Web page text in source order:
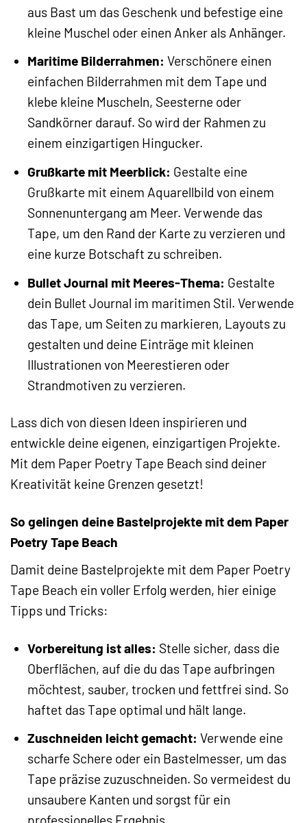
aus Bast um das Geschenk und befestige eine
kleine Muschel oder einen Anker als Anhänger.
Maritime Bilderrahmen: Verschönere einen
einfachen Bilderrahmen mit dem Tape und
klebe kleine Muscheln, Seesterne oder
Sandkörner darauf. So wird der Rahmen zu
einem einzigartigen Hingucker.
Grußkarte mit Meerblick: Gestalte eine
Grußkarte mit einem Aquarellbild von einem
Sonnenuntergang am Meer. Verwende das
Tape, um den Rand der Karte zu verzieren und
eine kurze Botschaft zu schreiben.
Bullet Journal mit Meeres-Thema: Gestalte
dein Bullet Journal im maritimen Stil. Verwende
das Tape, um Seiten zu markieren, Layouts zu
gestalten und deine Einträge mit kleinen
Illustrationen von Meerestieren oder
Strandmotiven zu verzieren.
Lass dich von diesen Ideen inspirieren und
entwickle deine eigenen, einzigartigen Projekte.
Mit dem Paper Poetry Tape Beach sind deiner
Kreativität keine Grenzen gesetzt!
So gelingen deine Bastelprojekte mit dem Paper
Poetry Tape Beach
Damit deine Bastelprojekte mit dem Paper Poetry
Tape Beach ein voller Erfolg werden, hier einige
Tipps und Tricks:
Vorbereitung ist alles: Stelle sicher, dass die
Oberflächen, auf die du das Tape aufbringen
möchtest, sauber, trocken und fettfrei sind. So
haftet das Tape optimal und hält lange.
Zuschneiden leicht gemacht: Verwende eine
scharfe Schere oder ein Bastelmesser, um das
Tape präzise zuzuschneiden. So vermeidest du
unsaubere Kanten und sorgst für ein